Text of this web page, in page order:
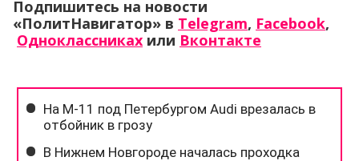
Подпишитесь на новости
«ПолитНавигатор» в Telegram, Facebook,
Одноклассниках или Вконтакте